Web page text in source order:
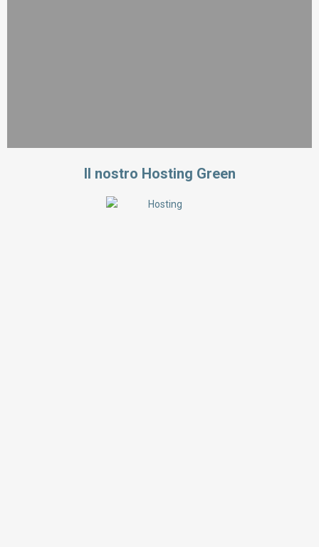
Il nostro Hosting Green